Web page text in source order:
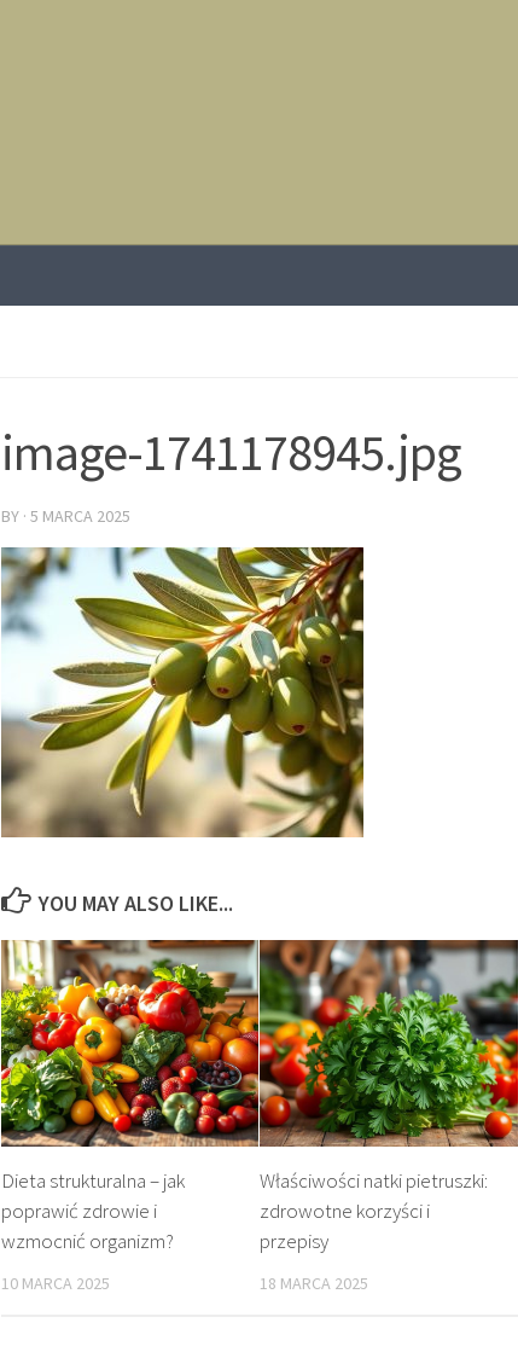
image-1741178945.jpg
BY · 5 MARCA 2025
YOU MAY ALSO LIKE...
Dieta strukturalna – jak
poprawić zdrowie i
wzmocnić organizm?
10 MARCA 2025
Właściwości natki pietruszki:
zdrowotne korzyści i
przepisy
18 MARCA 2025